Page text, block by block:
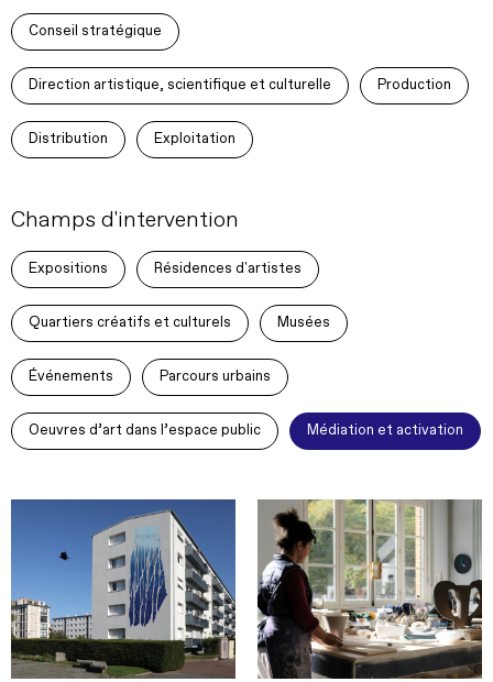
Conseil stratégique
Direction artistique, scientifique et culturelle Production
Distribution Exploitation
Champs d'intervention
Expositions Résidences d'artistes
Quartiers créatifs et culturels Musées
Événements Parcours urbains
Oeuvres d’art dans l’espace public Médiation et activation